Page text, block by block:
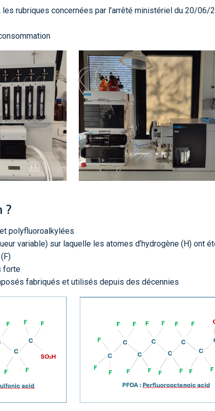
les rubriques concernées par l’arrêté ministériel du 20/06/
?
polyfluoroalkylées
variable) sur laquelle les atomes d’hydrogène (H) ont
forte
fabriqués et utilisés depuis des décennies